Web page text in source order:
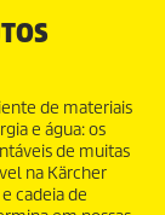
de materiais
e água: os
de muitas
na Kärcher
cadeia de